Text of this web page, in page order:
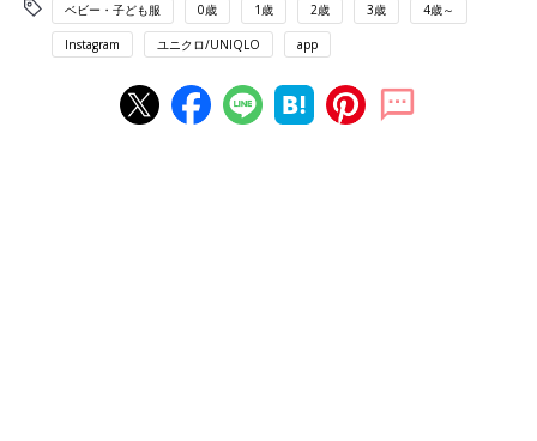
ベビー・子ども服 0歳 1歳 2歳 3歳 4歳～
Instagram ユニクロ/UNIQLO app